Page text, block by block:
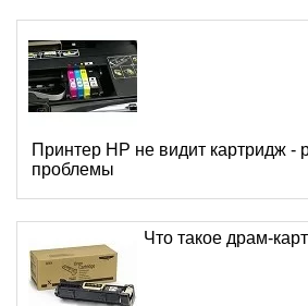
Принтер HP не видит картридж -
проблемы
Что такое драм-